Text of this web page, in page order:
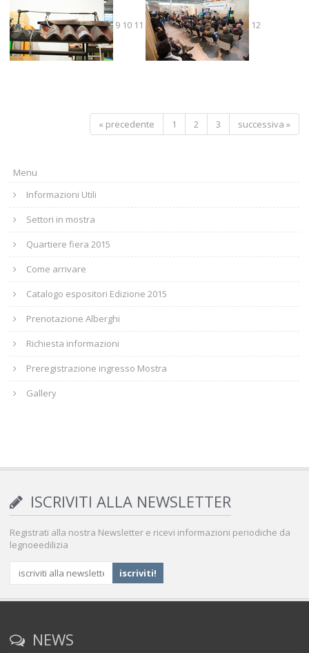
9 10 11 12
« precedente 1 2 3 successiva »
Menu
Informazioni Utili
Settori in mostra
Quartiere fiera 2015
Come arrivare
Catalogo espositori Edizione 2015
Prenotazione Alberghi
Richiesta informazioni
Preregistrazione ingresso Mostra
Gallery
ISCRIVITI ALLA NEWSLETTER
Registrati alla nostra Newsletter e ricevi informazioni periodiche da
legnoeedilizia
NEWS